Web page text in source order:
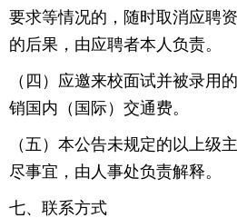
要求等情况的，随时取消应聘
的后果，由应聘者本人负责。
（四）应邀来校面试并被录用
销国内（国际）交通费。
（五）本公告未规定的以上级
尽事宜，由人事处负责解释。
七、联系方式